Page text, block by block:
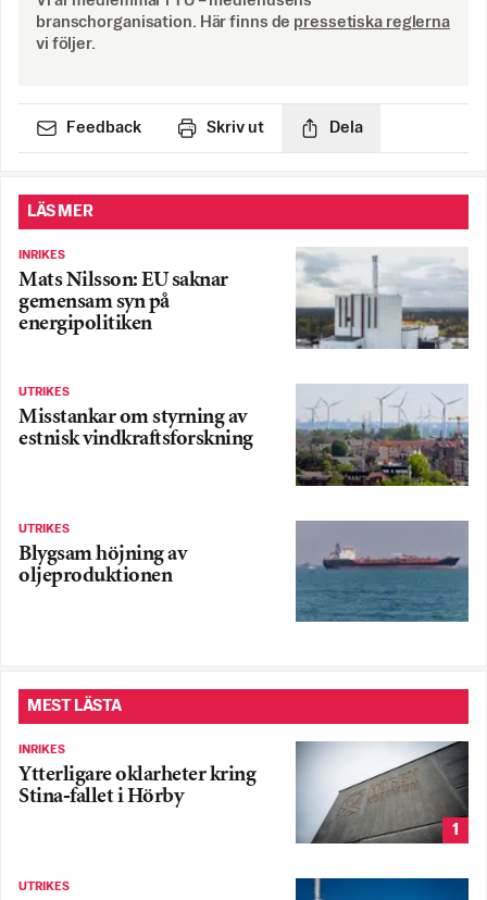
branschorganisation. Här finns de pressetiska reglerna
vi följer.
Feedback Skriv ut Dela
LÄS MER
INRIKES
Mats Nilsson: EU saknar
gemensam syn på
energipolitiken
UTRIKES
Misstankar om styrning av
estnisk vindkraftsforskning
UTRIKES
Blygsam höjning av
oljeproduktionen
MEST LÄSTA
INRIKES
Ytterligare oklarheter kring
Stina-fallet i Hörby
1
UTRIKES